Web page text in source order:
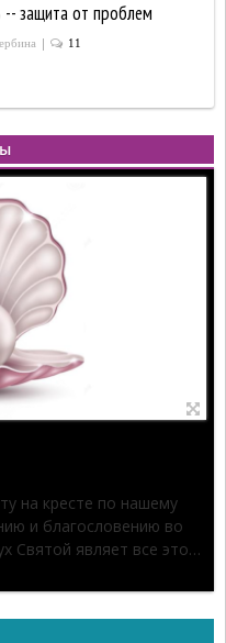
защита от проблем
| 11
на кресте по нашему
и благословению во
Святой являет все это…